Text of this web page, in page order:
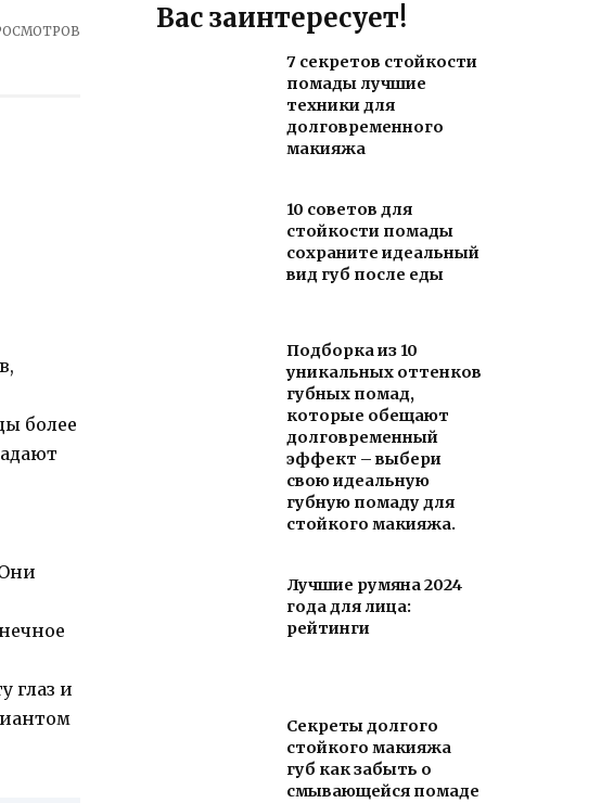
более
глаз и
Вас заинтересует!
7 секретов стойкости
помады лучшие
техники для
долговременного
макияжа
10 советов для
стойкости помады
сохраните идеальный
вид губ после еды
Подборка из 10
уникальных оттенков
губных помад,
которые обещают
долговременный
эффект – выбери
свою идеальную
губную помаду для
стойкого макияжа.
Лучшие румяна 2024
года для лица:
рейтинги
Секреты долгого
стойкого макияжа
губ как забыть о
смывающейся помаде